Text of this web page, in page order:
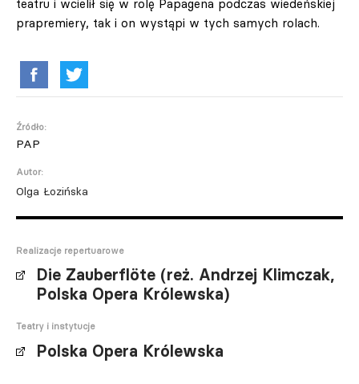
teatru i wcielił się w rolę Papagena podczas wiedeńskiej
prapremiery, tak i on wystąpi w tych samych rolach.
Źródło:
PAP
Autor:
Olga Łozińska
Realizacje repertuarowe
Die Zauberflöte (reż. Andrzej Klimczak,
Polska Opera Królewska)
Teatry i instytucje
Polska Opera Królewska